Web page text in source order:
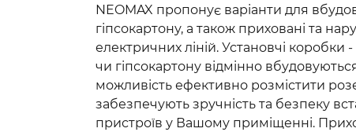
NEOMAX пропонує варіанти для
гіпсокартону, а також приховані та
електричних ліній. Установчі коробки
чи гіпсокартону відмінно
можливість ефективно розмістити
забезпечують зручність та безпеку
пристроїв у Вашому приміщенні.